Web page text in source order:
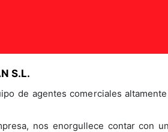
S.L.
de agentes comerciales
nos enorgullece contar con